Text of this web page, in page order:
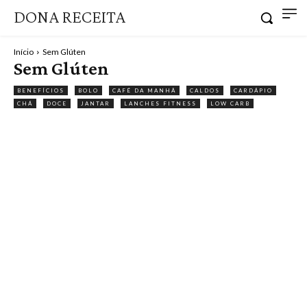
DONA RECEITA
Início Sem Glúten
Sem Glúten
BENEFÍCIOS BOLO CAFÉ DA MANHÃ CALDOS
CARDÁPIO
CHÁ
DOCE JANTAR LANCHES FITNESS LOW CARB